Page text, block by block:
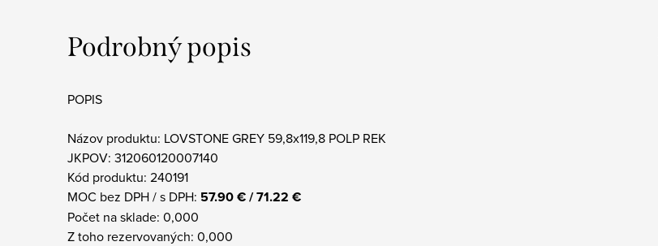
Podrobný popis
POPIS
Názov produktu: LOVSTONE GREY 59,8x119,8 POLP REK
JKPOV: 312060120007140
Kód produktu: 240191
MOC bez DPH / s DPH: 57.90 € / 71.22 €
Počet na sklade: 0,000
Z toho rezervovaných: 0,000